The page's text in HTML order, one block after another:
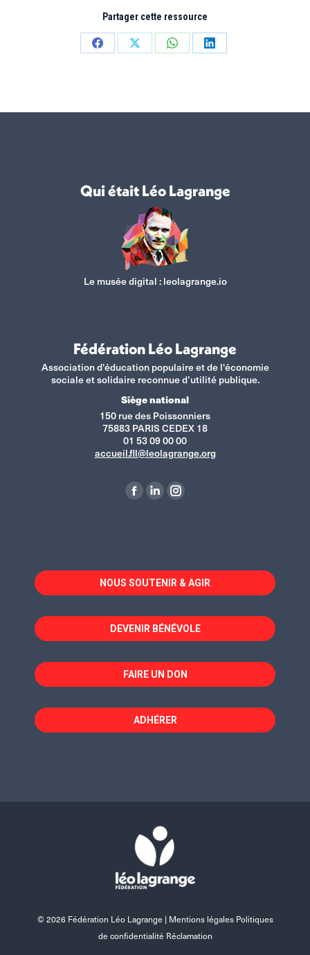
Partager cette ressource
PartagerPartagerPartagerPartager
Qui était Léo Lagrange
Le musée digital :leolagrange.io
Fédération Léo Lagrange
Association d'éducation populaire et de l'économie
sociale et solidaire reconnue d’utilité publique.
Siège national
150 rue des Poissonniers
75883 PARIS CEDEX 18
01 53 09 00 00
accueil.fll@leolagrange.org
La
dans
une
fenêtre
La
dans
une
fenêtre
La
dans
une
fenêtre
NOUS SOUTENIR & AGIR
DEVENIR BÉNÉVOLE
FAIRE UN DON
ADHÉRER
© 2026 Fédération Léo Lagrange | Mentions légales Politiques
de confidentialité Réclamation